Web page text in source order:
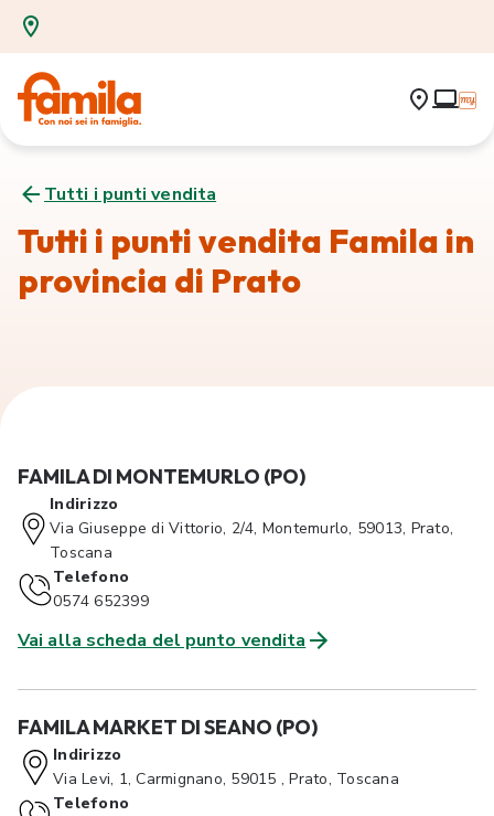
Tutti i punti vendita
Tutti i punti vendita Famila in
provincia di Prato
FAMILA DI MONTEMURLO (PO)
Indirizzo
Via Giuseppe di Vittorio, 2/4, Montemurlo, 59013, Prato,
Toscana
Telefono
0574 652399
Vai alla scheda del punto vendita
FAMILA MARKET DI SEANO (PO)
Indirizzo
Via Levi, 1, Carmignano, 59015 , Prato, Toscana
Telefono